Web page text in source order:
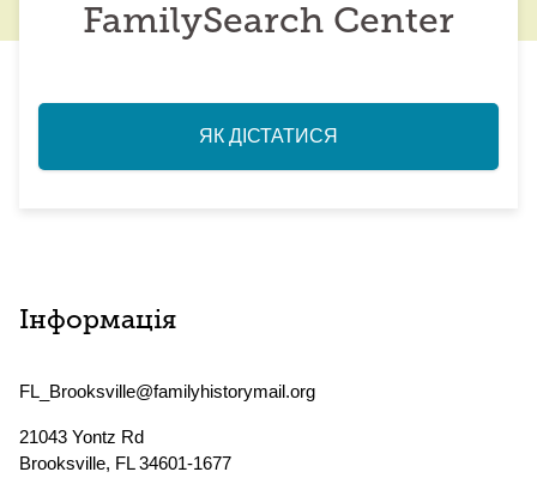
FamilySearch Center
ЯК ДІСТАТИСЯ
Інформація
FL_Brooksville@familyhistorymail.org
21043 Yontz Rd
Brooksville, FL34601-1677